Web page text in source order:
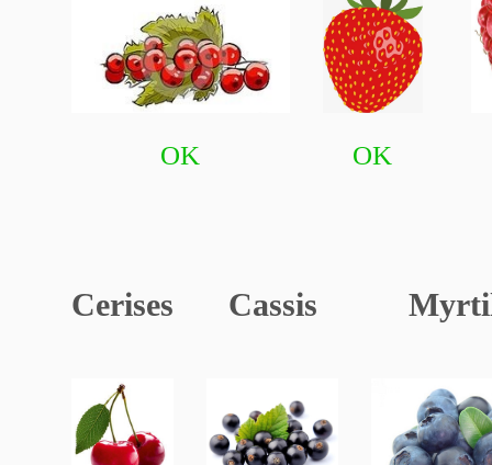
OK OK
Cerises Cassis